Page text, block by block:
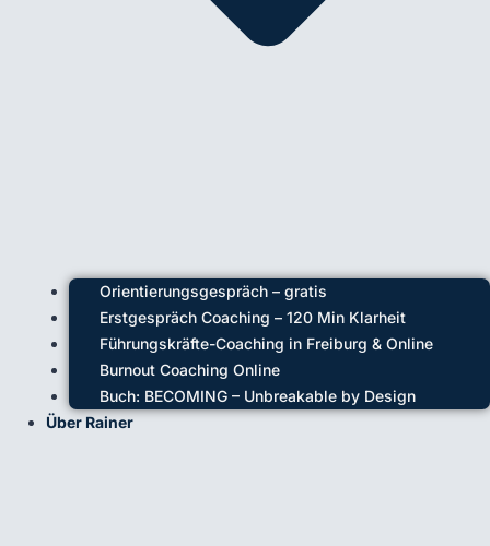
Orientierungsgespräch – gratis
Erstgespräch Coaching – 120 Min Klarheit
Führungskräfte-Coaching in Freiburg & Online
Burnout Coaching Online
Buch: BECOMING – Unbreakable by Design
Über Rainer